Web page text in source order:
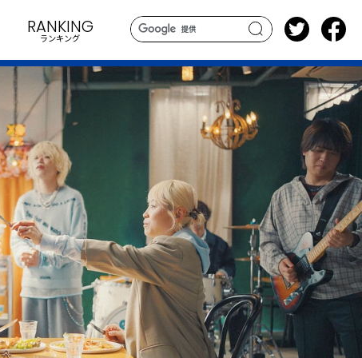
search
RANKING
ランキング